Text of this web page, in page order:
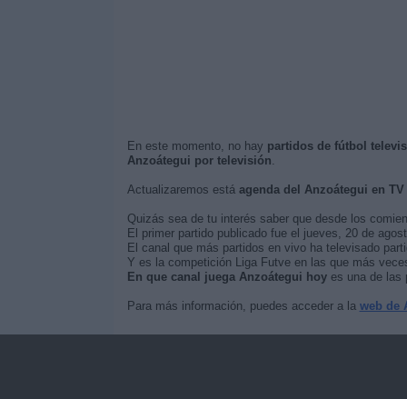
En este momento, no hay partidos de fútbol
Anzoátegui por televisión.
Actualizaremos está agenda del Anzoátegui en TV
Quizás sea de tu interés saber que desde los
El primer partido publicado fue el jueves, 20 de
El canal que más partidos en vivo ha televisado
Y es la competición Liga Futve en las que más
En que canal juega Anzoátegui hoyes una de las
Para más información, puedes acceder a la web de